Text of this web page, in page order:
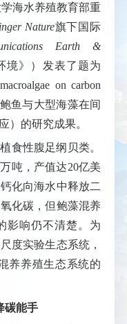
海水养殖教育部重
Nature旗下国际
Earth &
》）发表了题为
on carbon
鲍鱼与大型海藻在间
）的研究成果。
食性腹足纲贝类。
吨，产值达20亿美
化向海水中释放二
化碳，但鲍藻混养
影响仍不清楚。为
度实验生态系统，
养养殖生态系统的
碳能手